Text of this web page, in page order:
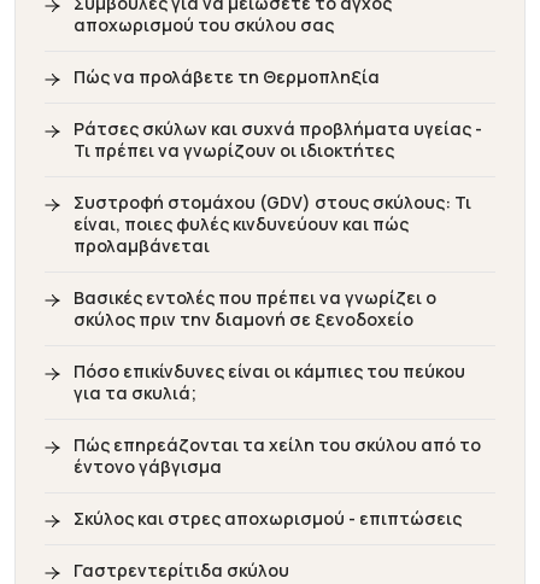
αποχωρισμού του σκύλου σας
Πώς να προλάβετε τη Θερμοπληξία
Ράτσες σκύλων και συχνά προβλήματα υγείας -
Τι πρέπει να γνωρίζουν οι ιδιοκτήτες
Συστροφή στομάχου (GDV) στους σκύλους: Τι
είναι, ποιες φυλές κινδυνεύουν και πώς
προλαμβάνεται
Βασικές εντολές που πρέπει να γνωρίζει ο
σκύλος πριν την διαμονή σε ξενοδοχείο
Πόσο επικίνδυνες είναι οι κάμπιες του πεύκου
για τα σκυλιά;
Πώς επηρεάζονται τα χείλη του σκύλου από το
έντονο γάβγισμα
Σκύλος και στρες αποχωρισμού - επιπτώσεις
Γαστρεντερίτιδα σκύλου